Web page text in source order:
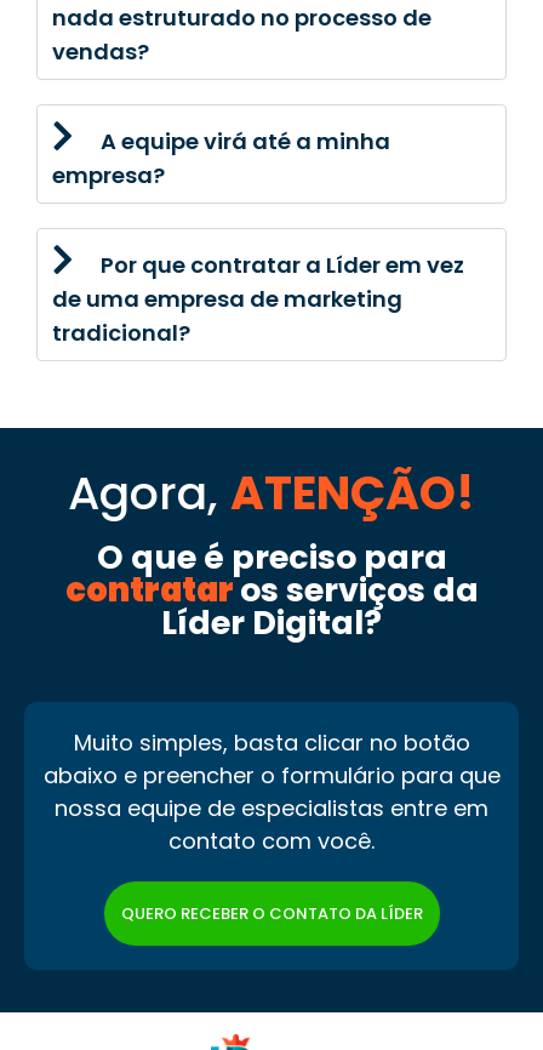
nada estruturado no processo de
vendas?
A equipe virá até a minha
empresa?
Por que contratar a Líder em vez
de uma empresa de marketing
tradicional?
Agora, ATENÇÃO!
O que é preciso para
contrataros serviços da
Líder Digital?
Muito simples, basta clicar no botão
abaixo e preencher o formulário para que
nossa equipe de especialistas entre em
contato com você.
QUERO RECEBER O CONTATO DA LÍDER